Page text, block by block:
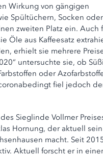
Wirkung von gängigen
Spültüchern, Socken
zweiten Platz ein. Auch
Öle aus Kaffeesatz
erhielt sie mehrere
untersuchte sie, ob
oder
fiel jedoch
Sieglinde Vollmer
Hornung, der aktuell
macht. Seit
Aktuell forscht er in